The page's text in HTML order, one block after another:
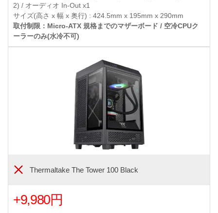
2) / オーディオ In-Out x1
サイズ(高さ x 幅 x 奥行) : 424.5mm x 195mm x 290mm
取付制限：Micro-ATX 規格までのマザーボード / 空冷CPUク
ーラーのみ(水冷不可)
Thermaltake The Tower 100 Black
+9,980円